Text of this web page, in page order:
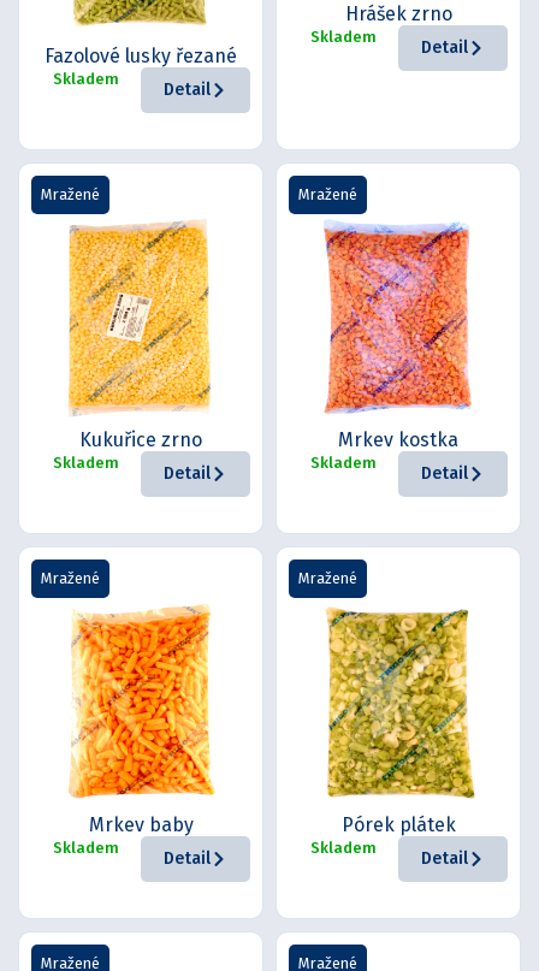
Fazolové lusky řezané
Skladem
Detail
Hrášek zrno
Skladem
Detail
Mražené
Kukuřice zrno
Skladem
Detail
Mražené
Mrkev kostka
Skladem
Detail
Mražené
Mrkev baby
Skladem
Detail
Mražené
Pórek plátek
Skladem
Detail
Mražené Mražené